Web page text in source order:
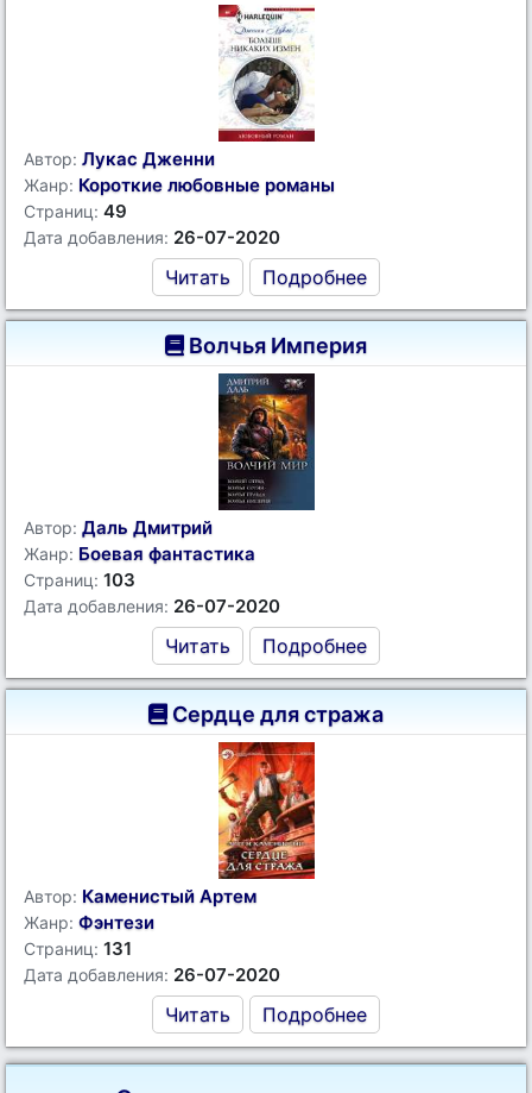
Автор: Лукас Дженни
Жанр: Короткие любовные романы
Страниц: 49
Дата добавления: 26-07-2020
Читать Подробнее
Волчья Империя
Автор: Даль Дмитрий
Жанр: Боевая фантастика
Страниц: 103
Дата добавления: 26-07-2020
Читать Подробнее
Сердце для стража
Автор: Каменистый Артем
Жанр: Фэнтези
Страниц: 131
Дата добавления: 26-07-2020
Читать Подробнее